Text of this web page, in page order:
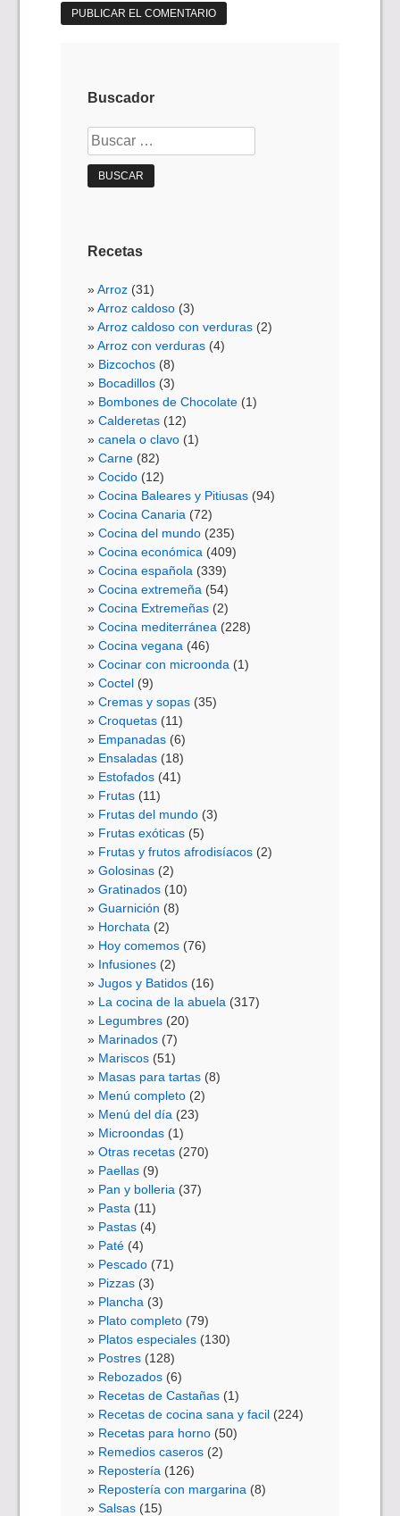
Buscador
Buscar:
Recetas
Arroz (31)
Arroz caldoso (3)
Arroz caldoso con verduras (2)
Arroz con verduras (4)
Bizcochos (8)
Bocadillos (3)
Bombones de Chocolate (1)
Calderetas (12)
canela o clavo (1)
Carne (82)
Cocido (12)
Cocina Baleares y Pitiusas (94)
Cocina Canaria (72)
Cocina del mundo (235)
Cocina económica (409)
Cocina española (339)
Cocina extremeña (54)
Cocina Extremeñas (2)
Cocina mediterránea (228)
Cocina vegana (46)
Cocinar con microonda (1)
Coctel (9)
Cremas y sopas (35)
Croquetas (11)
Empanadas (6)
Ensaladas (18)
Estofados (41)
Frutas (11)
Frutas del mundo (3)
Frutas exóticas (5)
Frutas y frutos afrodisíacos (2)
Golosinas (2)
Gratinados (10)
Guarnición (8)
Horchata (2)
Hoy comemos (76)
Infusiones (2)
Jugos y Batidos (16)
La cocina de la abuela (317)
Legumbres (20)
Marinados (7)
Mariscos (51)
Masas para tartas (8)
Menú completo (2)
Menú del día (23)
Microondas (1)
Otras recetas (270)
Paellas (9)
Pan y bolleria (37)
Pasta (11)
Pastas (4)
Paté (4)
Pescado (71)
Pizzas (3)
Plancha (3)
Plato completo (79)
Platos especiales (130)
Postres (128)
Rebozados (6)
Recetas de Castañas (1)
Recetas de cocina sana y facil (224)
Recetas para horno (50)
Remedios caseros (2)
Repostería (126)
Repostería con margarina (8)
Salsas (15)